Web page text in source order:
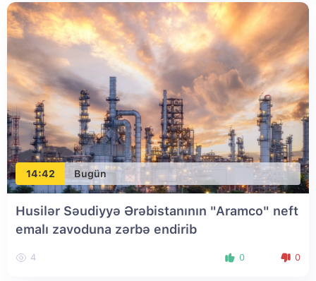
14:42 Bugün
Husilər Səudiyyə Ərəbistanının "Aramco" neft
emalı zavoduna zərbə endirib
4 0 0